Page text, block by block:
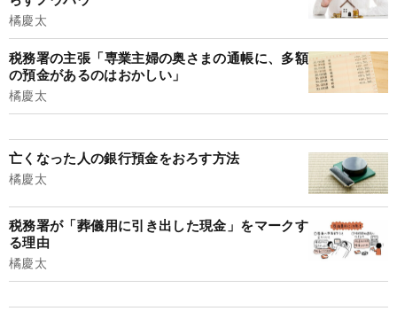
橘慶太
税務署の主張「専業主婦の奥さまの通帳に、多額
の預金があるのはおかしい」
橘慶太
亡くなった人の銀行預金をおろす方法
橘慶太
税務署が「葬儀用に引き出した現金」をマークす
る理由
橘慶太